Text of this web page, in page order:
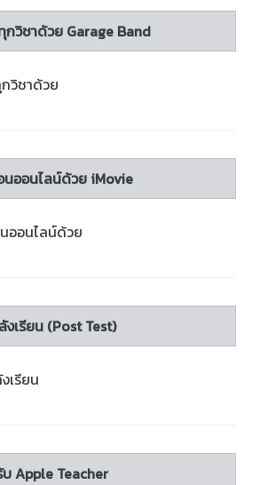
กวิชาด้วย Garage Band
วิชาด้วย
นออนไลน์ด้วย iMovie
ออนไลน์ด้วย
เรียน (Post Test)
เรียน
Apple Teacher